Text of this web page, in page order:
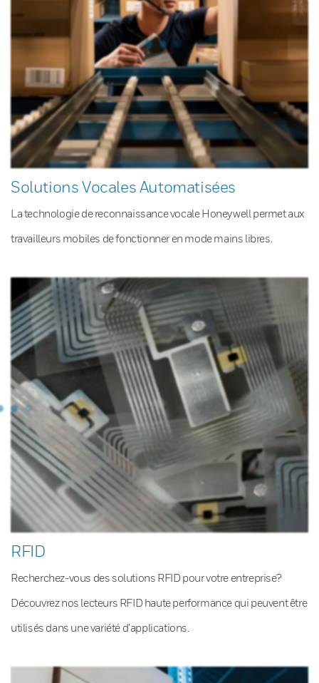
Solutions Vocales Automatisées
La technologie de reconnaissance vocale Honeywell permet aux
travailleurs mobiles de fonctionner en mode mains libres.
RFID
Recherchez-vous des solutions RFID pour votre entreprise?
Découvrez nos lecteurs RFID haute performance qui peuvent être
utilisés dans une variété d’applications.